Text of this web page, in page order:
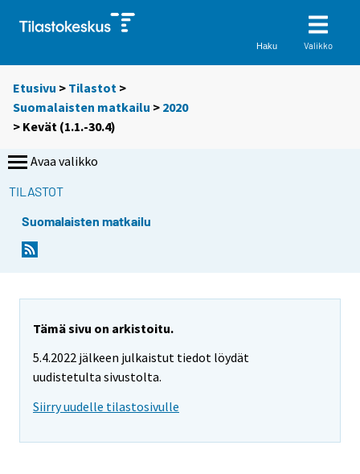
Haku Valikko
Etusivu > Tilastot >
Suomalaisten matkailu > 2020
> Kevät (1.1.-30.4)
Avaa valikko
TILASTOT
Suomalaisten matkailu
Tämä sivu on arkistoitu.
5.4.2022 jälkeen julkaistut tiedot löydät
uudistetulta sivustolta.
Siirry uudelle tilastosivulle